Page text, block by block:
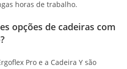
horas de trabalho.
opções de cadeiras com
Pro e a Cadeira Y são